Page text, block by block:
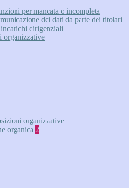
per mancata o incompleta
dei dati da parte dei titolari
dirigenziali
organizzative
organizzative
organica 2